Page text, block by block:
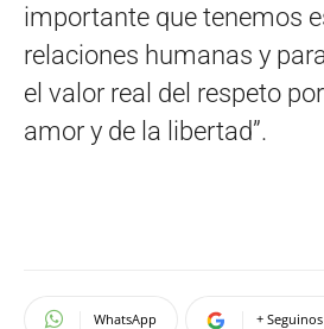
importante que tenemos
relaciones humanas y
el valor real del respeto
amor y de la libertad”.
WhatsApp +